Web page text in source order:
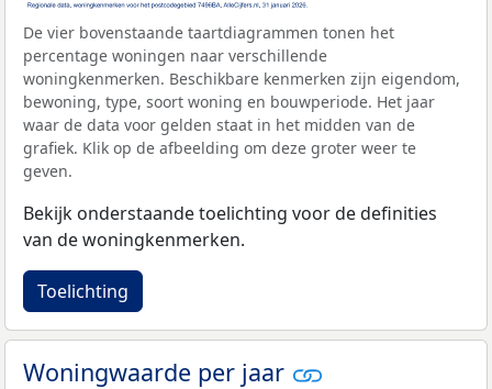
De vier bovenstaande taartdiagrammen tonen het
percentage woningen naar verschillende
woningkenmerken. Beschikbare kenmerken zijn eigendom,
bewoning, type, soort woning en bouwperiode. Het jaar
waar de data voor gelden staat in het midden van de
grafiek. Klik op de afbeelding om deze groter weer te
geven.
Bekijk onderstaande toelichting voor de definities
van de woningkenmerken.
Toelichting
Woningwaarde per jaar